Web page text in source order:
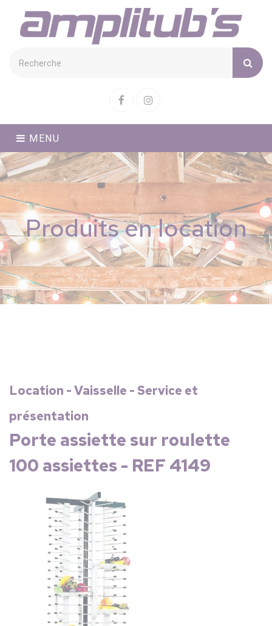
FacebookInstagram
MENU
Produits en location
Location - Vaisselle - Service et
présentation
Porte assiette sur roulette
100 assiettes - REF 4149
Cookies management panel